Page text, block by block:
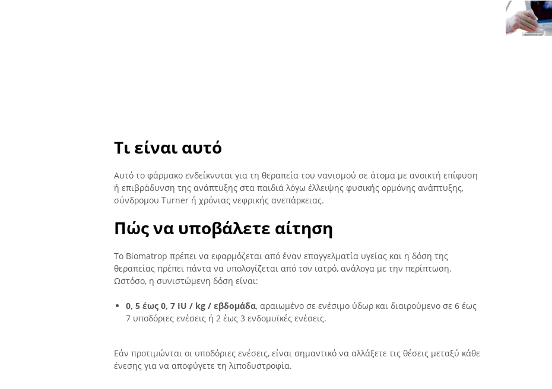
Τι είναι αυτό
Αυτό το φάρμακο ενδείκνυται για τη θεραπεία του νανισμού σε άτομα με ανοικτή επίφυση
ή επιβράδυνση της ανάπτυξης στα παιδιά λόγω έλλειψης φυσικής ορμόνης ανάπτυξης,
σύνδρομου Turner ή χρόνιας νεφρικής ανεπάρκειας.
Πώς να υποβάλετε αίτηση
Το Biomatrop πρέπει να εφαρμόζεται από έναν επαγγελματία υγείας και η δόση της
θεραπείας πρέπει πάντα να υπολογίζεται από τον ιατρό, ανάλογα με την περίπτωση.
Ωστόσο, η συνιστώμενη δόση είναι:
0, 5 έως 0, 7 IU / kg / εβδομάδα, αραιωμένο σε ενέσιμο ύδωρ και διαιρούμενο σε 6 έως
7 υποδόριες ενέσεις ή 2 έως 3 ενδομυϊκές ενέσεις.
Εάν προτιμώνται οι υποδόριες ενέσεις, είναι σημαντικό να αλλάξετε τις θέσεις μεταξύ κάθε
ένεσης για να αποφύγετε τη λιποδυστροφία.